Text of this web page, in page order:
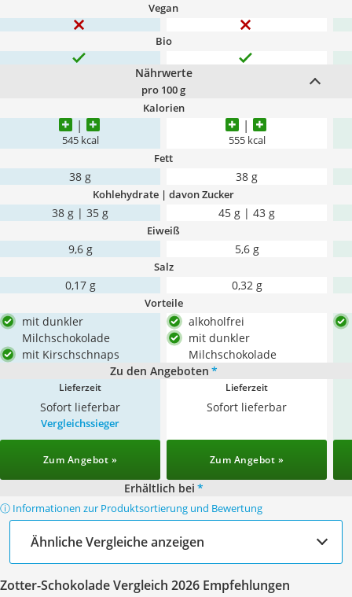
Vegan
Bio
Nährwerte
pro 100 g
Kalorien
545 kcal 555 kcal
Fett
38 g 38 g
Kohlehydrate | davon Zucker
38 g | 35 g 45 g | 43 g
Eiweiß
9,6 g 5,6 g
Salz
0,17 g 0,32 g
Vorteile
mit dunkler
Milchschokolade
mit Kirschschnaps
alkoholfrei
mit dunkler
Milchschokolade
Zu den Angeboten *
Lieferzeit
Sofort lieferbar
Lieferzeit
Sofort lieferbar
Vergleichssieger
Zum Angebot » Zum Angebot »
Erhältlich bei *
ⓘ Informationen zur Produktsortierung und Bewertung
Ähnliche Vergleiche anzeigen
Zotter-Schokolade Vergleich 2026 Empfehlungen